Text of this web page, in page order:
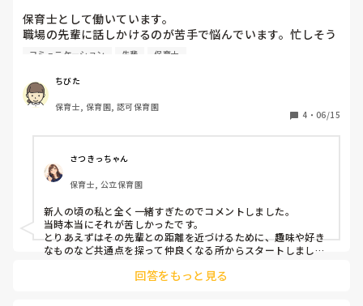
・マイナスな感情もひとこと日記に綴る→等身大の自分を自分
が受け止めるきっかけになれる
・不安な気持ちを上司に直接相談する→自分が想像もしていな
かった選択肢を出してもらえることがある
まずは毎日出勤していることが素晴らしいことだと思います💪
無理をしすぎずに働くことができますように。
保育士として働いています。
職場の先輩に話しかけるのが苦手で悩んでいます。忙しそう
に見えたり、話しかけるタイミングが分からなかったりし
保育の仕事は連携が大切だと分かっているのですが、どうし
ても緊張してしまいます。
同じような経験をした保育士の方はいらっしゃいますか？ど
ていただきたいです。
コミュニケーション 先輩 保育士
ちびた
保育士, 保育園, 認可保育園
4 ・ 06/15
さつきっちゃん
保育士, 公立保育園
新人の頃の私と全く一緒すぎたのでコメントしました。
当時本当にそれが苦しかったです。
とりあえずはその先輩との距離を近づけるために、趣味や好き
なものなど共通点を探って仲良くなる所からスタートしまし
それをきっかけに話しかけやすい関係になり、わからないこと
回答をもっと見る